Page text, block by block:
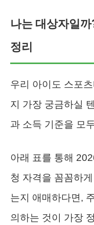
나는 대상자일
정리
우리 아이도 스포
지 가장 궁금하실
과 소득 기준을 모
아래 표를 통해
청 자격을 꼼꼼하
는지 애매하다면,
의하는 것이 가장